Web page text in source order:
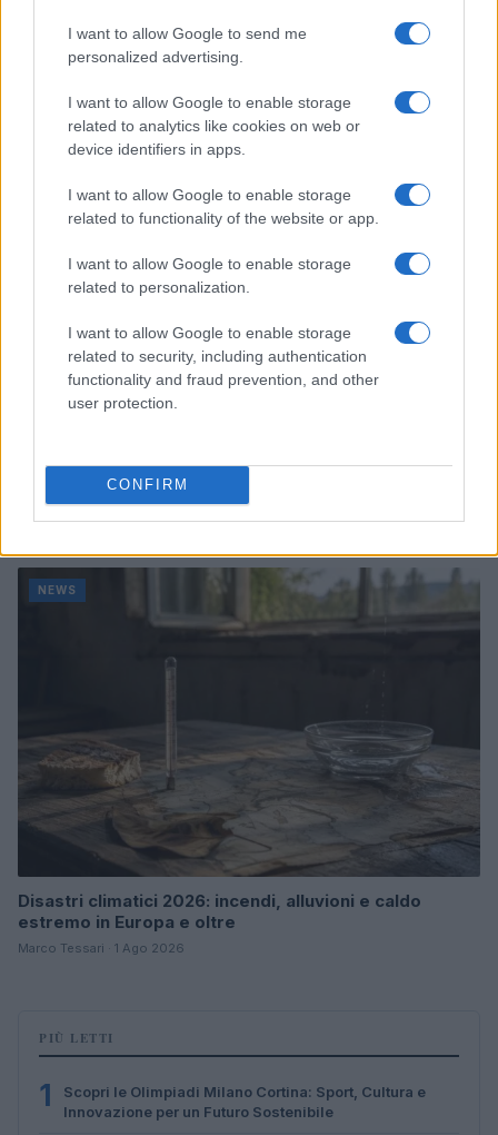
I want to allow Google to send me
personalized advertising.
I want to allow Google to enable storage
related to analytics like cookies on web or
device identifiers in apps.
I want to allow Google to enable storage
related to functionality of the website or app.
I want to allow Google to enable storage
related to personalization.
I want to allow Google to enable storage
related to security, including authentication
functionality and fraud prevention, and other
user protection.
CONFIRM
Don Antonio Mazzi: l’ultimo saluto a Milano tra
emozioni e canti
Marco Tessari · 3 Ago 2026
Bocciature scolastiche: i casi giudiziari che hanno
NEWS
Disastri climatici 2026: incendi, alluvioni e caldo
estremo in Europa e oltre
Marco Tessari · 1 Ago 2026
PIÙ LETTI
1
Scopri le Olimpiadi Milano Cortina: Sport, Cultura e
Innovazione per un Futuro Sostenibile